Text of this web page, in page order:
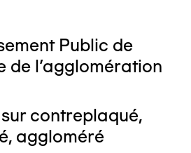
Public de
de l'agglomération
contreplaqué,
aggloméré